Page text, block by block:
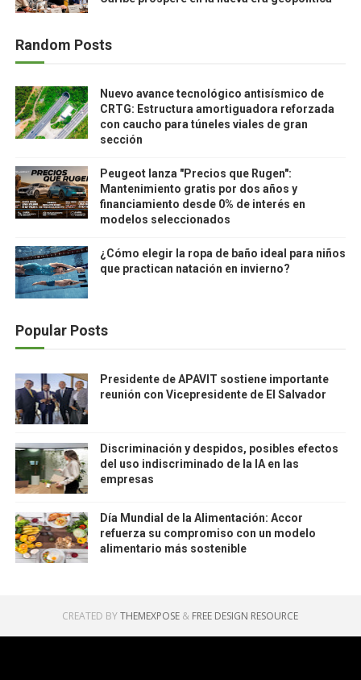
Random Posts
Nuevo avance tecnológico antisísmico de
CRTG: Estructura amortiguadora reforzada
con caucho para túneles viales de gran
sección
Peugeot lanza "Precios que Rugen":
Mantenimiento gratis por dos años y
financiamiento desde 0% de interés en
modelos seleccionados
¿Cómo elegir la ropa de baño ideal para niños
que practican natación en invierno?
Popular Posts
Presidente de APAVIT sostiene importante
reunión con Vicepresidente de El Salvador
Discriminación y despidos, posibles efectos
del uso indiscriminado de la IA en las
empresas
Día Mundial de la Alimentación: Accor
refuerza su compromiso con un modelo
alimentario más sostenible
CREATED BYTHEMEXPOSE & FREE DESIGN RESOURCE